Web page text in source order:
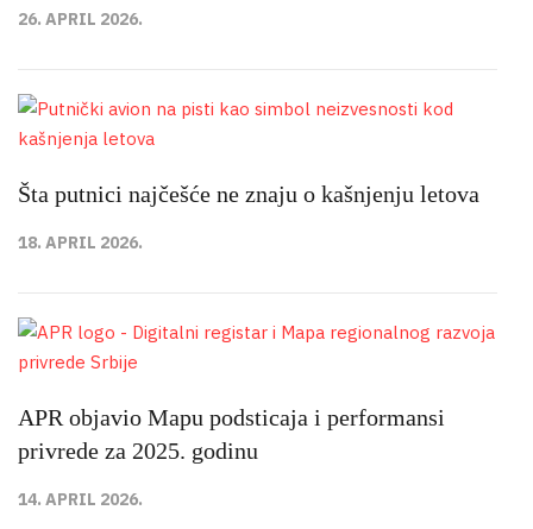
26. APRIL 2026.
Šta putnici najčešće ne znaju o kašnjenju letova
18. APRIL 2026.
APR objavio Mapu podsticaja i performansi
privrede za 2025. godinu
14. APRIL 2026.